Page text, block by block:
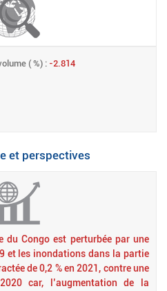
( %) : -2.814
et perspectives
du Congo est perturbée par une
et les inondations dans la partie
de 0,2 % en 2021, contre une
car, l’augmentation de la